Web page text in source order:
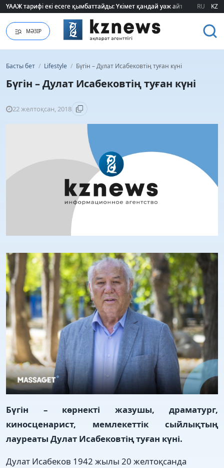
ҮААЖ тарифі екі есеге қымбаттайды: Үкімет қандай уәж айтады?
ҮААЖ тарифі екі есеге қымбаттайды: Үкімет қандай уәж айтады? RU KZ
МӘЗІР
Басты бет / Lifestyle / Бүгін – Дулат Исабековтің туған күні
Бүгін – Дулат Исабековтің туған күні
22 желтоқсан, 2018
Бүгін – көрнекті жазушы, драматург,
киносценарист, мемлекеттік сыйлықтың
лауреаты Дулат Исабековтің туған күні.
Дулат Исабеков 1942 жылы 20 желтоқсанда